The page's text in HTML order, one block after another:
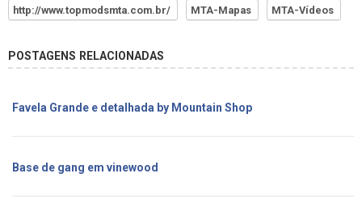
http://www.topmodsmta.com.br/ MTA-Mapas MTA-Vídeos
POSTAGENS RELACIONADAS
Favela Grande e detalhada by Mountain Shop
Base de gang em vinewood